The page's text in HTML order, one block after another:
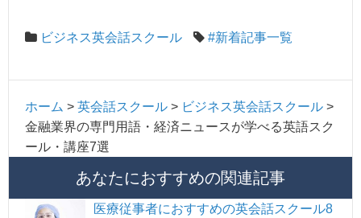
ビジネス英会話スクール #新着記事一覧
ホーム > 英会話スクール > ビジネス英会話スクール >
金融業界の専門用語・経済ニュースが学べる英語スク
ール・講座7選
あなたにおすすめの関連記事
医療従事者におすすめの英会話スクール8